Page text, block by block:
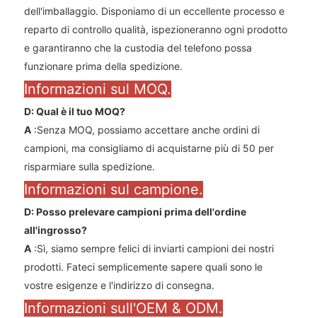
dell'imballaggio. Disponiamo di un eccellente processo e
reparto di controllo qualità, ispezioneranno ogni prodotto
e garantiranno che la custodia del telefono possa
funzionare prima della spedizione.
Informazioni sul MOQ.
D: Qual è il tuo MOQ?
A :Senza MOQ, possiamo accettare anche ordini di
campioni, ma consigliamo di acquistarne più di 50 per
risparmiare sulla spedizione.
Informazioni sul campione.
D: Posso prelevare campioni prima dell'ordine
all'ingrosso?
A :Sì, siamo sempre felici di inviarti campioni dei nostri
prodotti. Fateci semplicemente sapere quali sono le
vostre esigenze e l'indirizzo di consegna.
Informazioni sull'OEM & ODM.